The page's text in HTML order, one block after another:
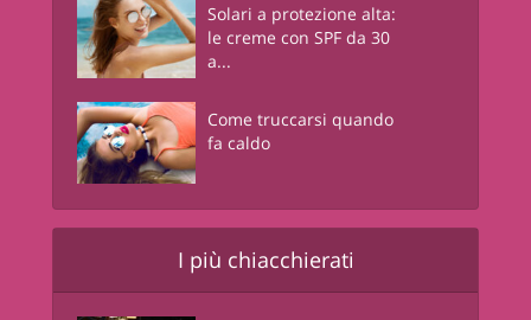
Solari a protezione alta:
le creme con SPF da 30
a...
Come truccarsi quando
fa caldo
I più chiacchierati